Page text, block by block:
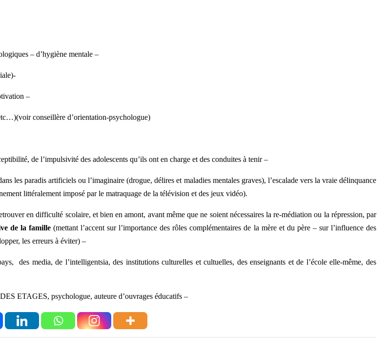
– d’hygiène mentale –
–
conseillère d’orientation-psychologue)
de l’impulsivité des adolescents qu’ils ont en charge et des conduites à tenir –
les paradis artificiels ou l’imaginaire (drogue, délires et maladies mentales graves), l’escalade vers la vraie délinquance
littéralement imposé par le matraquage de la télévision et des jeux vidéo).
en difficulté scolaire, et bien en amont, avant même que ne soient nécessaires la re-médiation ou la répression, par
de la famille(mettant l’accent sur l’importance des rôles complémentaires de la mère et du père – sur l’influence des
les erreurs à éviter) –
des media, de l’intelligentsia, des institutions culturelles et cultuelles, des enseignants et de l’école elle-même, des
ETAGES, psychologue, auteure d’ouvrages éducatifs –